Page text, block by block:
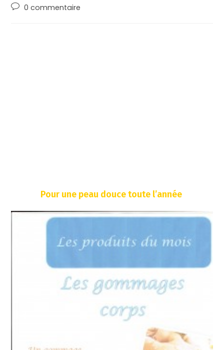
0 commentaire
Pour une peau douce toute l’année